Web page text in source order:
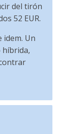
del tirón
52 EUR.
idem. Un
híbrida,